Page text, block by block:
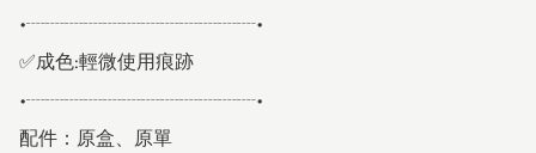
•┈┈┈┈┈┈┈┈┈┈┈┈•
✅成色:輕微使用痕跡
•┈┈┈┈┈┈┈┈┈┈┈┈•
配件：原盒、原單